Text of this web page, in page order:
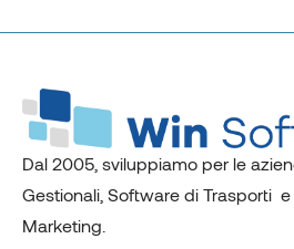
Dal 2005, sviluppiamo per le
Gestionali, Software di Trasporti
Marketing.